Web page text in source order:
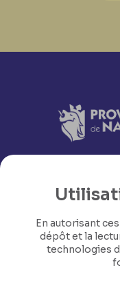
En autorisant
dépôt et la
technologies